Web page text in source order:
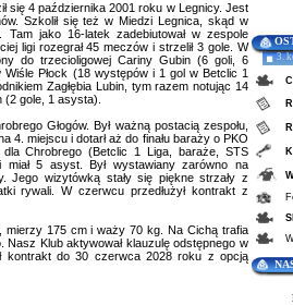
się 4 października 2001 roku w Legnicy. Jest
Szkolił się też w Miedzi Legnica, skąd w
Tam jako 16-latek zadebiutował w zespole
ligi rozegrał 45 meczów i strzelił 3 gole. W
do trzecioligowej Cariny Gubin (6 goli, 6
Płock (18 występów i 1 gol w Betclic 1
Zagłębia Lubin, tym razem notując 14
gole, 1 asysta).
Głogów. Był ważną postacią zespołu,
4. miejscu i dotarł aż do finału baraży o PKO
Chrobrego (Betclic 1 Liga, baraże, STS
5 asyst. Był wystawiany zarówno na
Jego wizytówką stały się piękne strzały z
rywali. W czerwcu przedłużył kontrakt z
mierzy 175 cm i waży 70 kg. Na Cichą trafia
Klub aktywował klauzulę odstępnego w
kontrakt do 30 czerwca 2028 roku z opcją
3.